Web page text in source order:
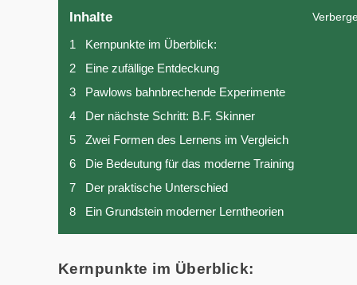
Inhalte
1
Kernpunkte im Überblick:
2
Eine zufällige Entdeckung
3
Pawlows bahnbrechende Experimente
4
Der nächste Schritt: B.F. Skinner
5
Zwei Formen des Lernens im Vergleich
6
Die Bedeutung für das moderne Training
7
Der praktische Unterschied
8
Ein Grundstein moderner Lerntheorien
Kernpunkte im Überblick: